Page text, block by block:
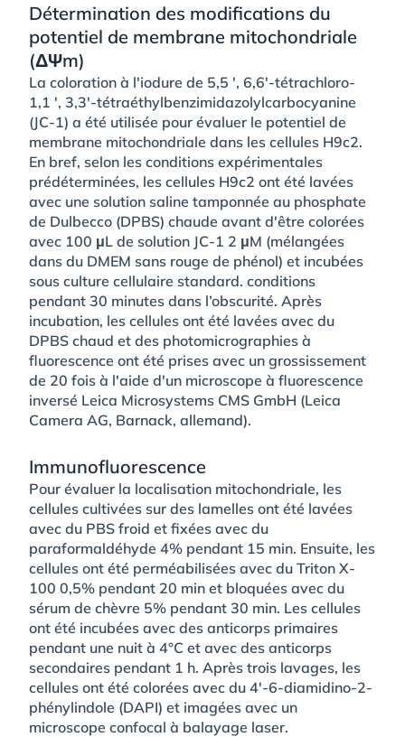
Détermination des modifications du
potentiel de membrane mitochondriale
(ΔΨm)
La coloration à l'iodure de 5,5 ', 6,6'-tétrachloro-
1,1 ', 3,3'-tétraéthylbenzimidazolylcarbocyanine
(JC-1) a été utilisée pour évaluer le potentiel de
membrane mitochondriale dans les cellules H9c2.
En bref, selon les conditions expérimentales
prédéterminées, les cellules H9c2 ont été lavées
avec une solution saline tamponnée au phosphate
de Dulbecco (DPBS) chaude avant d'être colorées
avec 100 μL de solution JC-1 2 μM (mélangées
dans du DMEM sans rouge de phénol) et incubées
sous culture cellulaire standard. conditions
pendant 30 minutes dans l’obscurité. Après
incubation, les cellules ont été lavées avec du
DPBS chaud et des photomicrographies à
fluorescence ont été prises avec un grossissement
de 20 fois à l'aide d'un microscope à fluorescence
inversé Leica Microsystems CMS GmbH (Leica
Camera AG, Barnack, allemand).
Immunofluorescence
Pour évaluer la localisation mitochondriale, les
cellules cultivées sur des lamelles ont été lavées
avec du PBS froid et fixées avec du
paraformaldéhyde 4% pendant 15 min. Ensuite, les
cellules ont été perméabilisées avec du Triton X-
100 0,5% pendant 20 min et bloquées avec du
sérum de chèvre 5% pendant 30 min. Les cellules
ont été incubées avec des anticorps primaires
pendant une nuit à 4°C et avec des anticorps
secondaires pendant 1 h. Après trois lavages, les
cellules ont été colorées avec du 4′-6-diamidino-2-
phénylindole (DAPI) et imagées avec un
microscope confocal à balayage laser.